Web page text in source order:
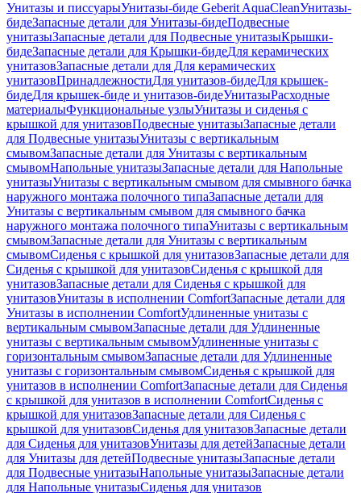
Унитазы и писсуарыУнитазы-биде Geberit AquaCleanУнитазы-
бидеЗапасные детали для Унитазы-бидеПодвесные
унитазыЗапасные детали для Подвесные унитазыКрышки-
бидеЗапасные детали для Крышки-бидеДля керамических
унитазовЗапасные детали для Для керамических
унитазовПринадлежностиДля унитазов-бидеДля крышек-
бидеДля крышек-биде и унитазов-бидеУнитазыРасходные
материалыФункциональные узлыУнитазы и сиденья с
крышкой для унитазовПодвесные унитазыЗапасные детали
для Подвесные унитазыУнитазы с вертикальным
смывомЗапасные детали для Унитазы с вертикальным
смывомНапольные унитазыЗапасные детали для Напольные
унитазыУнитазы с вертикальным смывом для смывного бачка
наружного монтажа полочного типаЗапасные детали для
Унитазы с вертикальным смывом для смывного бачка
наружного монтажа полочного типаУнитазы с вертикальным
смывомЗапасные детали для Унитазы с вертикальным
смывомСиденья с крышкой для унитазовЗапасные детали для
Сиденья с крышкой для унитазовСиденья с крышкой для
унитазовЗапасные детали для Сиденья с крышкой для
унитазовУнитазы в исполнении ComfortЗапасные детали для
Унитазы в исполнении ComfortУдлиненные унитазы с
вертикальным смывомЗапасные детали для Удлиненные
унитазы с вертикальным смывомУдлиненные унитазы с
горизонтальным смывомЗапасные детали для Удлиненные
унитазы с горизонтальным смывомСиденья с крышкой для
унитазов в исполнении ComfortЗапасные детали для Сиденья
с крышкой для унитазов в исполнении ComfortСиденья с
крышкой для унитазовЗапасные детали для Сиденья с
крышкой для унитазовСиденья для унитазовЗапасные детали
для Сиденья для унитазовУнитазы для детейЗапасные детали
для Унитазы для детейПодвесные унитазыЗапасные детали
для Подвесные унитазыНапольные унитазыЗапасные детали
для Напольные унитазыСиденья для унитазов